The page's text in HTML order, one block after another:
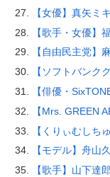
【女優】真矢ミキ
【歌手・女優】
【自由民主党】
【ソフトバンク
【俳優・
【Mrs. GREEN
【くりぃむしち
【モデル】舟山
【歌手】山下達